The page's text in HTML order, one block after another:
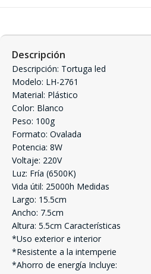
Descripción
Descripción: Tortuga led
Modelo: LH-2761
Material: Plástico
Color: Blanco
Peso: 100g
Formato: Ovalada
Potencia: 8W
Voltaje: 220V
Luz: Fría (6500K)
Vida útil: 25000h Medidas
Largo: 15.5cm
Ancho: 7.5cm
Altura: 5.5cm Características
*Uso exterior e interior
*Resistente a la intemperie
*Ahorro de energía Incluye: